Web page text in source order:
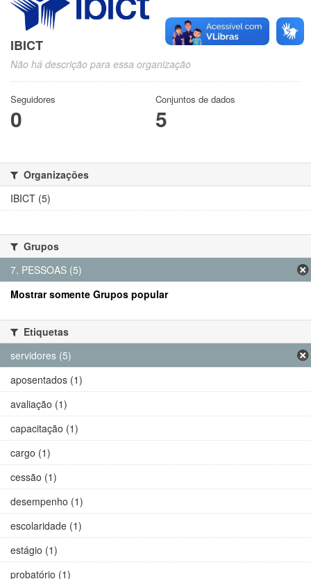
IBICT
Não há descrição para essa organização
Seguidores
0
Conjuntos de dados
5
Organizações
IBICT (5)
Grupos
7. PESSOAS (5)
Mostrar somente Grupos popular
Etiquetas
servidores (5)
aposentados (1)
avaliação (1)
capacitação (1)
cargo (1)
cessão (1)
desempenho (1)
escolaridade (1)
estágio (1)
probatório (1)